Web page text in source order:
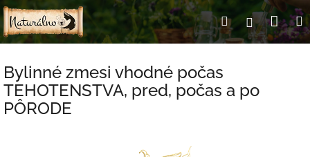
Prejsť
na
obsah
Hľadať
Bylinné zmesi vhodné počas
TEHOTENSTVA, pred, počas a po
PÔRODE